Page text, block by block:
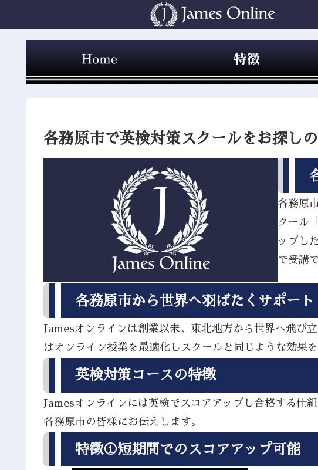
各務原市で英検対策スクールをお探し
各務原
クール
ップし
で受講
各務原市から世界へ羽ばたくサポート
Jamesオンラインは創業以来、東北地方から世界へ飛び
はオンライン授業を最適化しスクールと同じような効果
英検対策コースの特徴
Jamesオンラインには英検でスコアアップし合格する仕
各務原市の皆様にお伝えします。
特徴①短期間でのスコアアップ可能